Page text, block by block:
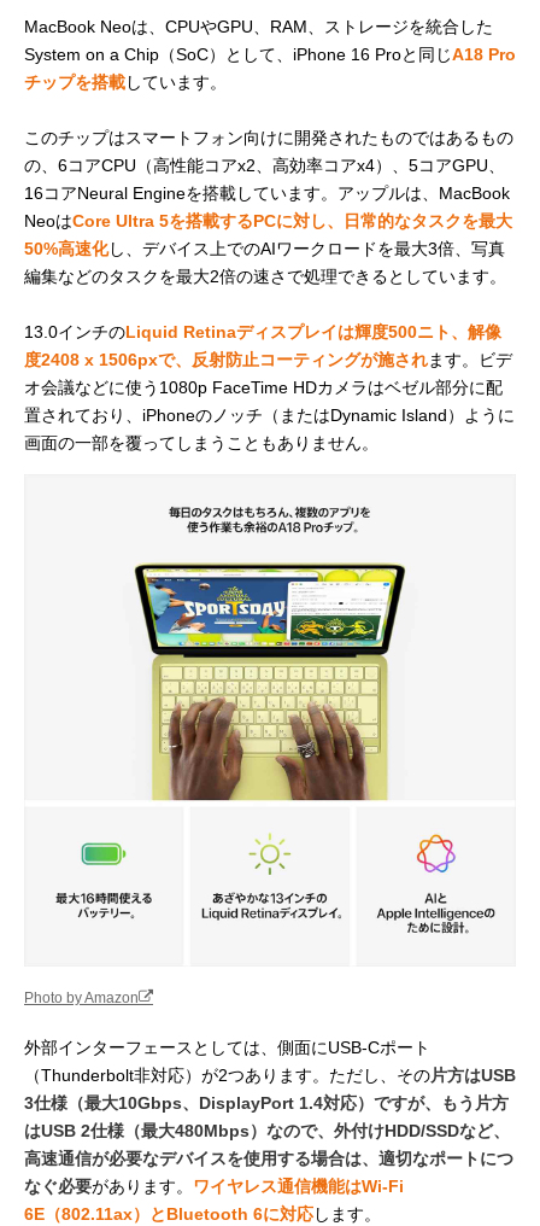
MacBook Neoは、CPUやGPU、RAM、ストレージを統合した
System on a Chip（SoC）として、iPhone 16 Proと同じA18 Pro
チップを搭載しています。
このチップはスマートフォン向けに開発されたものではあるもの
の、6コアCPU（高性能コアx2、高効率コアx4）、5コアGPU、
16コアNeural Engineを搭載しています。アップルは、MacBook
NeoはCore Ultra 5を搭載するPCに対し、日常的なタスクを最大
50%高速化し、デバイス上でのAIワークロードを最大3倍、写真
編集などのタスクを最大2倍の速さで処理できるとしています。
13.0インチのLiquid Retinaディスプレイは輝度500ニト、解像
度2408 x 1506pxで、反射防止コーティングが施されます。ビデ
オ会議などに使う1080p FaceTime HDカメラはベゼル部分に配
置されており、iPhoneのノッチ（またはDynamic Island）ように
画面の一部を覆ってしまうこともありません。
Photo by Amazon
外部インターフェースとしては、側面にUSB-Cポート
（Thunderbolt非対応）が2つあります。ただし、その片方はUSB
3仕様（最大10Gbps、DisplayPort 1.4対応）ですが、もう片方
はUSB 2仕様（最大480Mbps）なので、外付けHDD/SSDなど、
高速通信が必要なデバイスを使用する場合は、適切なポートにつ
なぐ必要があります。 ワイヤレス通信機能はWi - Fi
6E（802.11ax）とBluetooth 6に対応します。